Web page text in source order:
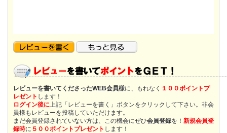
レビューを書いてくださったWEB会員様に、もれなく １００ポイントプ
レゼント します！
ログイン後に 上記「レビューを書く」ボタンをクリックして下さい。非会
員様もレビューを投稿していただけます。
まだ会員登録されていない方は、この機会にぜひ会員登録を！ 新規会員登
録時に ５００ポイントプレゼント します！